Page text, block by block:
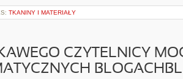
TKANINY I MATERIAŁY
CZYTELNICY